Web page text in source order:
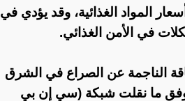
المواد الغذائية، وقد يؤدي في
في الأمن الغذائي.
الناجمة عن الصراع في الشرق
وفق ما نقلت شبكة (سي إن بي